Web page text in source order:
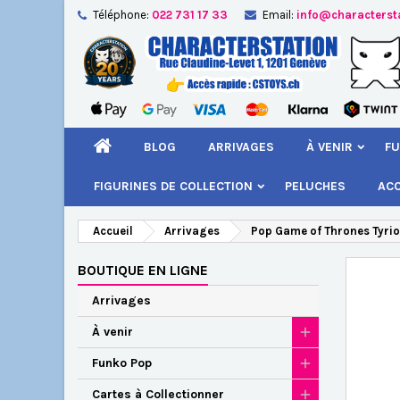
Téléphone: 022 731 17 33 Email:
BLOG ARRIVAGES À VENIR
FIGURINES DE COLLECTION PELUCHES
Accueil Arrivages Pop Game of Thrones
BOUTIQUE EN LIGNE
Arrivages
À venir
Funko Pop
Cartes à Collectionner